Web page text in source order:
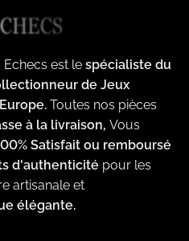
Echecs est le spécialiste du
de Jeux
Toutes nos pièces
à la livraison, Vous
Satisfait ou remboursé
d'authenticité pour les
artisanale et
élégante.